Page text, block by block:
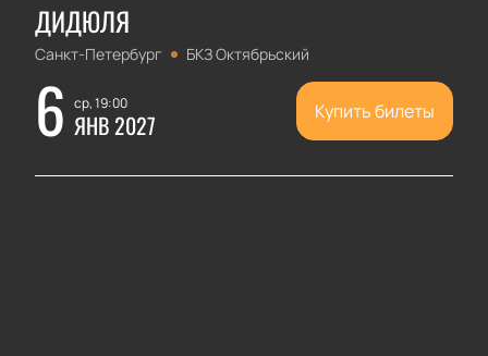
ДИДЮЛЯ
Санкт-Петербург БКЗ Октябрьский
6 ср, 19:00
ЯНВ 2027 Купить билеты